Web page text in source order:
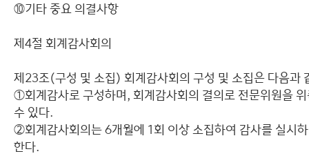
⑩기타 중요 의결사항
제4절 회계감사회의
제23조(구성 및 소집) 회계감사회의 구성 및 소집은 다음과
①회계감사로 구성하며, 회계감사회의 결의로 전문위원을
수 있다.
②회계감사회의는 6개월에 1회 이상 소집하여 감사를 실시
한다.